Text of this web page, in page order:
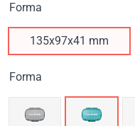
Forma
135х97х41 mm
Forma